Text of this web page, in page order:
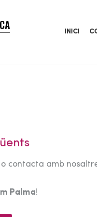
INICI
contacta amb
Palma!